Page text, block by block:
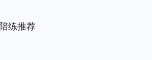
陪练推荐